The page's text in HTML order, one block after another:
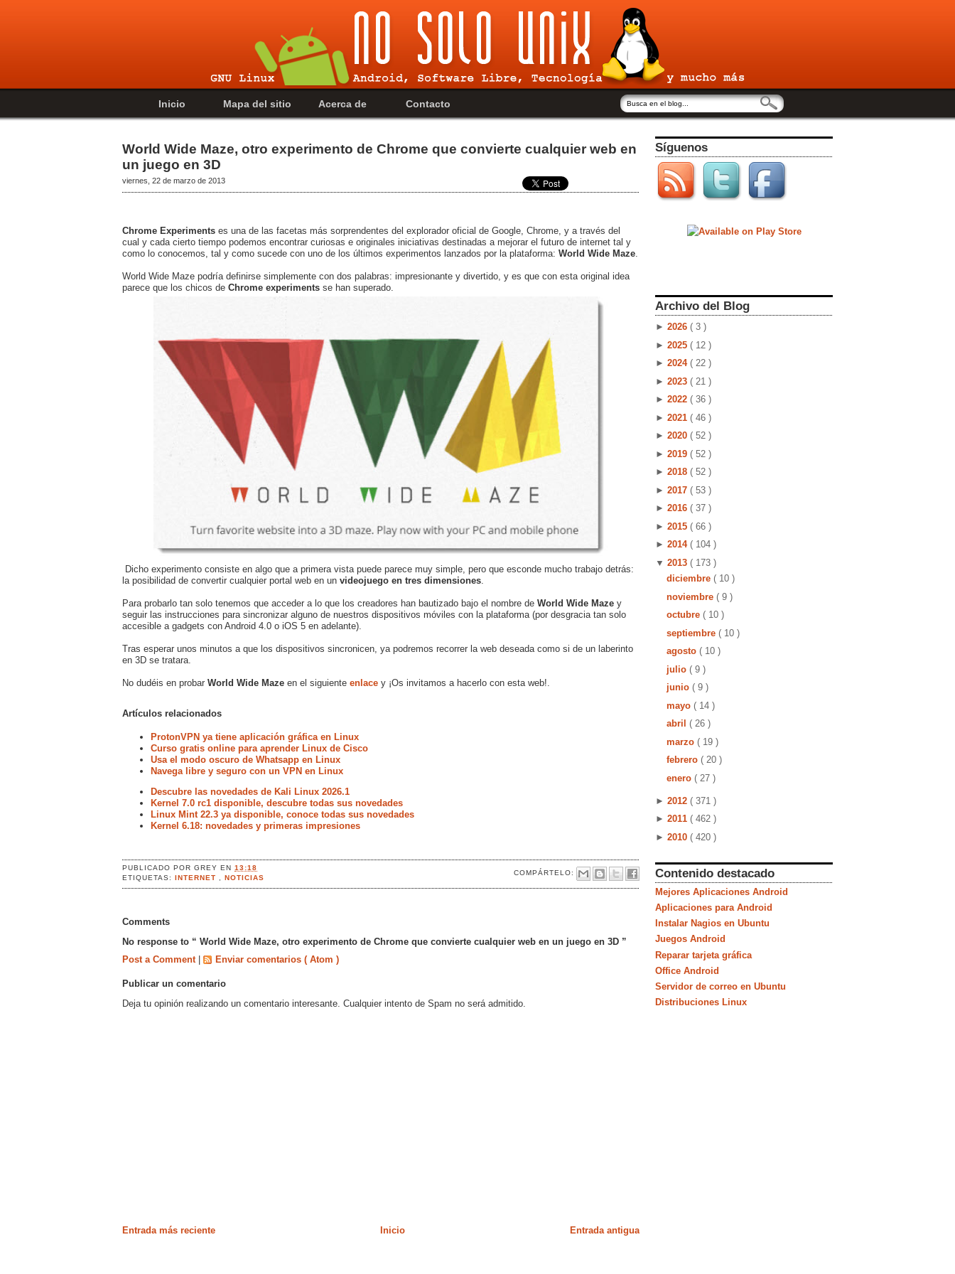
Inicio Mapa del sitio Acerca de Contacto
World Wide Maze, otro experimento de Chrome que convierte cualquier web en
un juego en 3D
viernes, 22 de marzo de 2013
Chrome Experiments es una de las facetas más sorprendentes del explorador oficial de Google, Chrome, y a través del
cual y cada cierto tiempo podemos encontrar curiosas e originales iniciativas destinadas a mejorar el futuro de internet tal y
como lo conocemos, tal y como sucede con uno de los últimos experimentos lanzados por la plataforma: World Wide Maze
World Wide Maze podría definirse simplemente con dos palabras: impresionante y divertido, y es que con esta original idea
parece que los chicos de Chrome experiments se han superado.
Dicho experimento consiste en algo que a primera vista puede parece muy simple, pero que esconde mucho trabajo detrás:
la posibilidad de convertir cualquier portal web en un videojuego en tres dimensiones
Para probarlo tan solo tenemos que acceder a lo que los creadores han bautizado bajo el nombre de World Wide Maze y
seguir las instrucciones para sincronizar alguno de nuestros dispositivos móviles con la plataforma (por desgracia tan solo
accesible a gadgets con Android 4.0 o iOS 5 en adelante).
Tras esperar unos minutos a que los dispositivos sincronicen, ya podremos recorrer la web deseada como si de un laberinto
en 3D se tratara.
No dudéis en probar World Wide Maze en el siguiente enlace y ¡Os invitamos a hacerlo con esta web!.
Artículos relacionados
ProtonVPN ya tiene aplicación gráfica en Linux
Curso gratis online para aprender Linux de Cisco
Usa el modo oscuro de Whatsapp en Linux
Navega libre y seguro con un VPN en Linux
Descubre las novedades de Kali Linux 2026.1
Kernel 7.0 rc1 disponible, descubre todas sus novedades
Linux Mint 22.3 ya disponible, conoce todas sus novedades
Kernel 6.18: novedades y primeras impresiones
PUBLICADO PORGREYEN13:18
COMPÁRTELO:
ETIQUETAS:INTERNET ,NOTICIAS
Comments
No response to “ World Wide Maze, otro experimento de Chrome que convierte cualquier web en un juego en 3D ”
Post a Comment
Enviar comentarios ( Atom )
Publicar un comentario
Deja tu opinión realizando un comentario interesante. Cualquier intento de Spam no será admitido.
Entrada más reciente Entrada antigua
Inicio
Síguenos
Archivo del Blog
► 2026 ( 3 )
► 2025 ( 12 )
► 2024 ( 22 )
► 2023 ( 21 )
► 2022 ( 36 )
► 2021 ( 46 )
► 2020 ( 52 )
► 2019 ( 52 )
► 2018 ( 52 )
► 2017 ( 53 )
► 2016 ( 37 )
► 2015 ( 66 )
► 2014 ( 104 )
▼ 2013 ( 173 )
diciembre ( 10 )
noviembre ( 9 )
octubre ( 10 )
septiembre ( 10 )
agosto ( 10 )
julio ( 9 )
junio ( 9 )
mayo ( 14 )
abril ( 26 )
marzo ( 19 )
febrero ( 20 )
enero ( 27 )
► 2012 ( 371 )
► 2011 ( 462 )
► 2010 ( 420 )
Contenido destacado
Mejores Aplicaciones Android
Aplicaciones para Android
Instalar Nagios en Ubuntu
Juegos Android
Reparar tarjeta gráfica
Office Android
Servidor de correo en Ubuntu
Distribuciones Linux